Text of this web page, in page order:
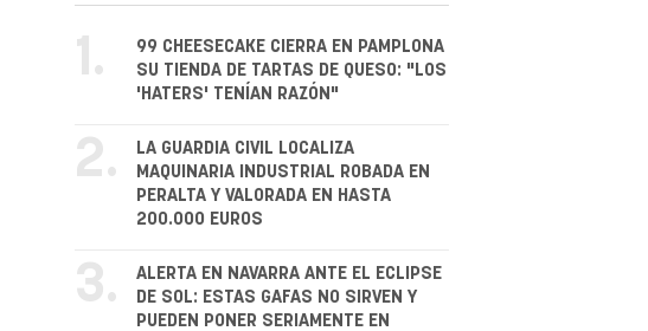
1.
99 CHEESECAKE CIERRA EN PAMPLONA
SU TIENDA DE TARTAS DE QUESO: "LOS
'HATERS' TENÍAN RAZÓN"
2.
LA GUARDIA CIVIL LOCALIZA
MAQUINARIA INDUSTRIAL ROBADA EN
PERALTA Y VALORADA EN HASTA
200.000 EUROS
3.
ALERTA EN NAVARRA ANTE EL ECLIPSE
DE SOL: ESTAS GAFAS NO SIRVEN Y
PUEDEN PONER SERIAMENTE EN